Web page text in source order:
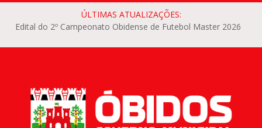
ÚLTIMAS ATUALIZAÇÕES:
Edital do 2º Campeonato Obidense de Futebol Master 2026